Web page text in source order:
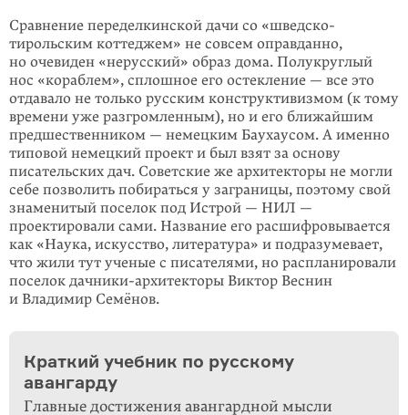
Сравнение переделкинской дачи со «шведско-
тирольским коттеджем» не сов­сем оправданно,
но очевиден «нерусский» образ дома. Полукруглый
нос «кораблем», сплошное его остекление — все это
отдавало не только русским конструктивизмом (к тому
времени уже разгромленным), но и его ближайшим
предшественником — немецким Баухаусом. А именно
типовой немецкий проект и был взят за основу
писательских дач. Советские же архитекторы не могли
себе позволить побираться у заграницы, поэтому свой
знаменитый поселок под Истрой — НИЛ —
проектировали сами. Название его расшифро­вывается
как «Наука, искусство, литература» и подразумевает,
что жили тут ученые с писателями, но распланировали
поселок дачники-архитекторы Виктор Веснин
и Владимир Семёнов.
Краткий учебник по русскому
авангарду
Главные достижения авангардной мысли